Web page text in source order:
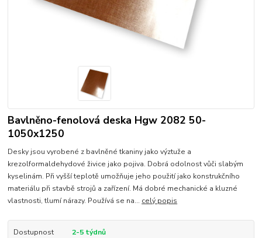
Bavlněno-fenolová deska Hgw 2082 50-
1050x1250
Desky jsou vyrobené z bavlněné tkaniny jako výztuže a
krezolformaldehydové živice jako pojiva. Dobrá odolnost vůči slabým
kyselinám. Při vyšší teplotě umožňuje jeho použití jako konstrukčního
materiálu při stavbě strojů a zařízení. Má dobré mechanické a kluzné
vlastnosti, tlumí nárazy. Používá se na... celý popis
Dostupnost 2-5 týdnů